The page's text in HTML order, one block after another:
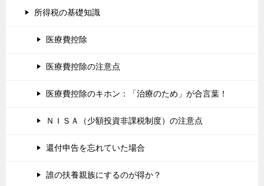
所得税の基礎知識
医療費控除
医療費控除の注意点
医療費控除のキホン：「治療のため」が合言葉！
ＮＩＳＡ（少額投資非課税制度）の注意点
還付申告を忘れていた場合
誰の扶養親族にするのが得か？